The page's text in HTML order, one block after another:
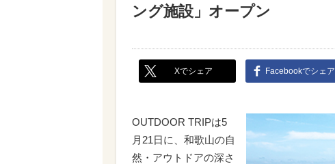
ング施設」オープン
Xでシェア Facebookでシェア
OUTDOOR TRIPは5
月21日に、和歌山の自
然・アウトドアの深さ